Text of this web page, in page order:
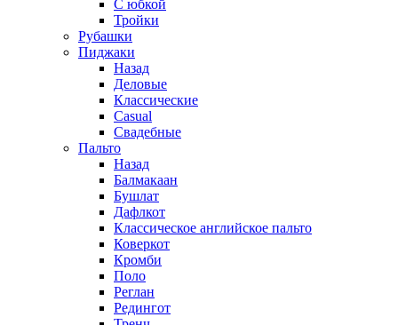
С юбкой
Тройки
Рубашки
Пиджаки
Назад
Деловые
Классические
Casual
Свадебные
Пальто
Назад
Балмакаан
Бушлат
Дафлкот
Классическое английское пальто
Коверкот
Кромби
Поло
Реглан
Редингот